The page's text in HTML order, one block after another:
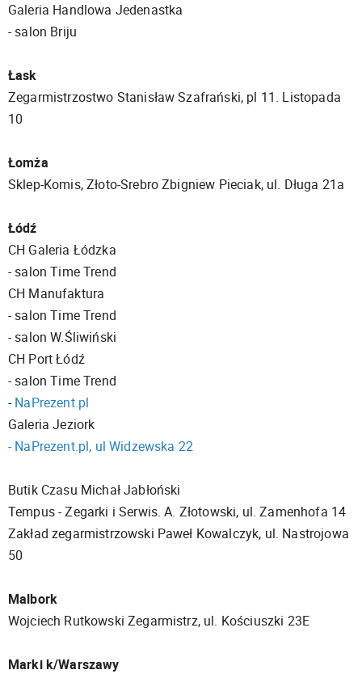
Galeria Handlowa Jedenastka
- salon Briju
Łask
Zegarmistrzostwo Stanisław Szafrański, pl 11. Listopada
10
Łomża
Sklep-Komis, Złoto-Srebro Zbigniew Pieciak, ul. Długa 21a
Łódź
CH Galeria Łódzka
- salon Time Trend
CH Manufaktura
- salon Time Trend
- salon W.Śliwiński
CH Port Łódź
- salon Time Trend
-NaPrezent.pl
Galeria Jeziork
- NaPrezent.pl, ul Widzewska 22
Butik Czasu Michał Jabłoński
Tempus - Zegarki i Serwis. A. Złotowski, ul. Zamenhofa 14
Zakład zegarmistrzowski Paweł Kowalczyk, ul. Nastrojowa
50
Malbork
Wojciech Rutkowski Zegarmistrz, ul. Kościuszki 23E
Marki k/Warszawy